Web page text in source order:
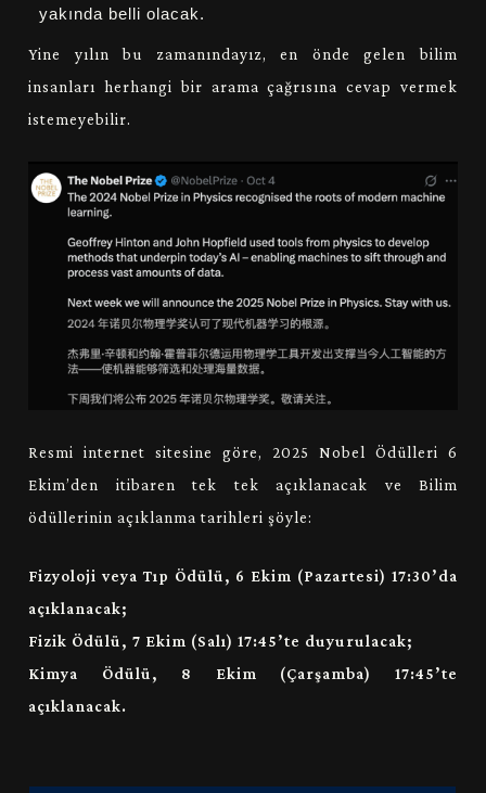
yakında belli olacak.
Yine yılın bu zamanındayız, en önde gelen bilim
insanları herhangi bir arama çağrısına cevap vermek
istemeyebilir.
Resmi internet sitesine göre, 2025 Nobel Ödülleri 6
Ekim’den itibaren tek tek açıklanacak ve Bilim
ödüllerinin açıklanma tarihleri şöyle:
Fizyoloji veya Tıp Ödülü , 6 Ekim (Pazartesi) 17:30’da
açıklanacak;
Fizik Ödülü , 7 Ekim (Salı) 17:45’te duyurulacak;
Kimya Ödülü , 8 Ekim (Çarşamba) 17:45’te
açıklanacak.